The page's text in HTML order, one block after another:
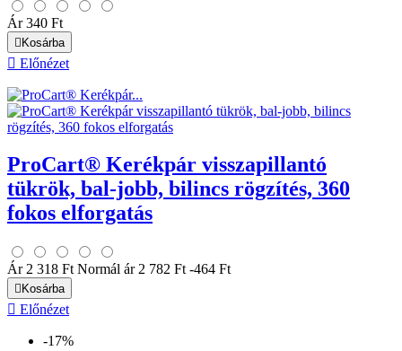
Ár 340 Ft
Kosárba
 Előnézet
ProCart® Kerékpár visszapillantó
tükrök, bal-jobb, bilincs rögzítés, 360
fokos elforgatás
Ár 2 318 Ft Normál ár 2 782 Ft -464 Ft
 Kosárba
 Előnézet
-17%